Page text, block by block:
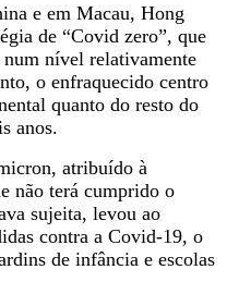
e em Macau, Hong
de “Covid zero”, que
nível relativamente
o enfraquecido centro
quanto do resto do
anos.
atribuído à
não terá cumprido o
sujeita, levou ao
contra a Covid-19, o
de infância e escolas